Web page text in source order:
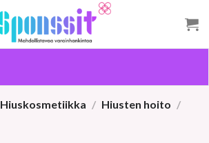
Hiuskosmetiikka / Hiusten hoito /